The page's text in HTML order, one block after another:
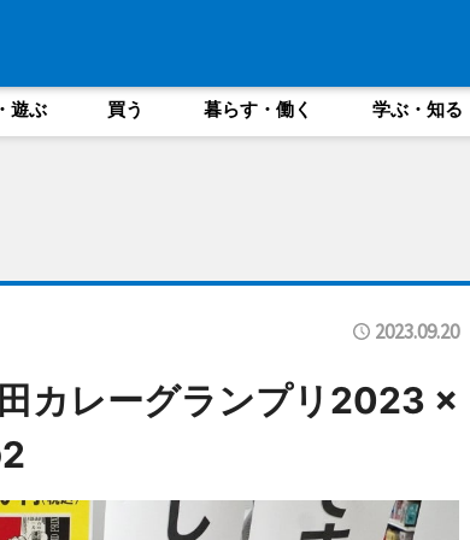
遊ぶ 買う 暮らす・働く 学ぶ・知る
2023.09.20
カレーグランプリ2023 ×